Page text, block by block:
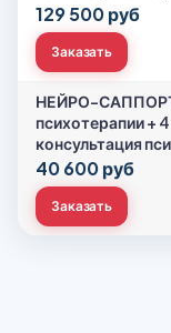
129 500 руб
Заказать
НЕЙРО-САППОРТ
психотерапии +
консультация
40 600 руб
Заказать